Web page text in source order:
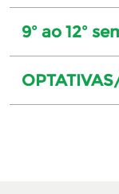
9º ao 12º